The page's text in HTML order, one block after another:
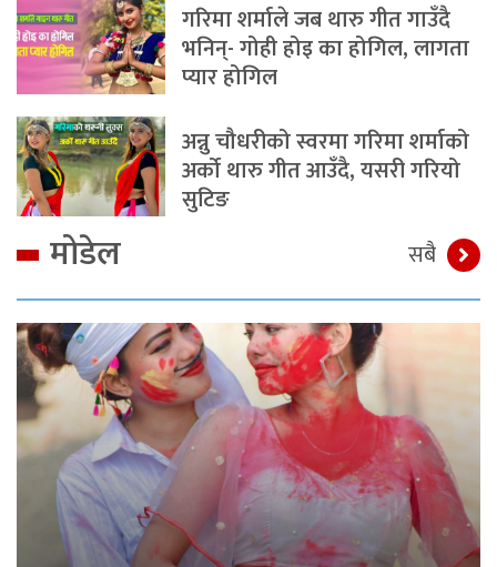
गरिमा शर्माले जब थारु गीत गाउँदै
भनिन्- गोही होइ का होगिल, लागता
प्यार होगिल
अन्नु चौधरीको स्वरमा गरिमा शर्माको
अर्को थारु गीत आउँदै, यसरी गरियो
सुटिङ
मोडेल सबै